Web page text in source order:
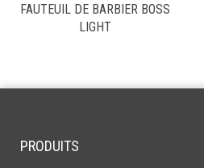
FAUTEUIL DE BARBIER BOSS
LIGHT
PRODUITS